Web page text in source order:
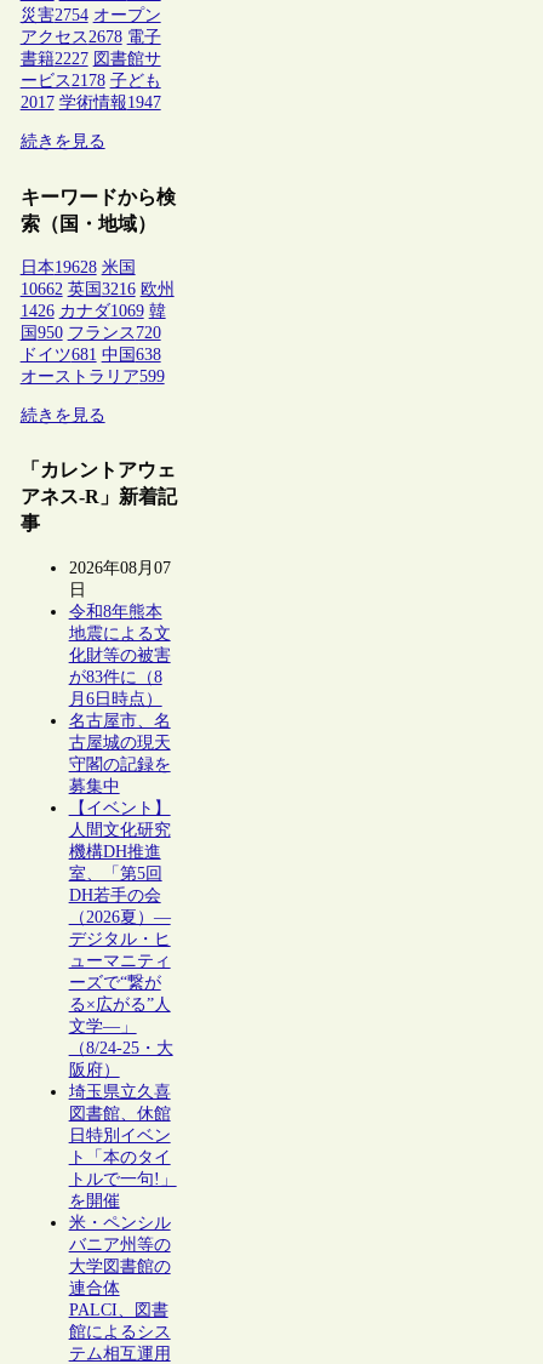
災害2754 オープン
アクセス2678 電子
書籍2227 図書館サ
ービス2178 子ども
2017 学術情報1947
続きを見る
キーワードから検
索（国・地域）
日本19628 米国
10662 英国 3216 欧州
1426 カナダ1069 韓
国 950 フランス 720
ドイツ681 中国 638
オーストラリア599
続きを見る
「カレントアウェ
アネス-R」新着記
事
2026年08月07
日
令和8年熊本
地震による文
化財等の被害
が83件に（8
月6日時点）
名古屋市、名
古屋城の現天
守閣の記録を
募集中
【イベント】
人間文化研究
機構DH推進
室、「第5回
DH若手の会
（2026夏）―
デジタル・ヒ
ューマニティ
ーズで“繋が
る×広がる”人
文学―」
（8/24-25・大
阪府）
埼玉県立久喜
図書館、休館
日特別イベン
ト「本のタイ
トルで一句!」
を開催
米・ペンシル
バニア州等の
大学図書館の
連合体
PALCI、図書
館によるシス
テム相互運用